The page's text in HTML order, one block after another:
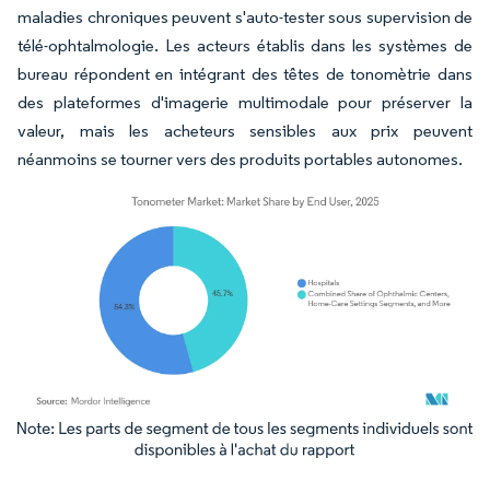
maladies chroniques peuvent s'auto-tester sous supervision de
télé-ophtalmologie. Les acteurs établis dans les systèmes de
bureau répondent en intégrant des têtes de tonomètrie dans
des plateformes d'imagerie multimodale pour préserver la
valeur, mais les acheteurs sensibles aux prix peuvent
néanmoins se tourner vers des produits portables autonomes.
Image © Mordor Intelligence. La réutilisation nécessite une attribution sous CC BY